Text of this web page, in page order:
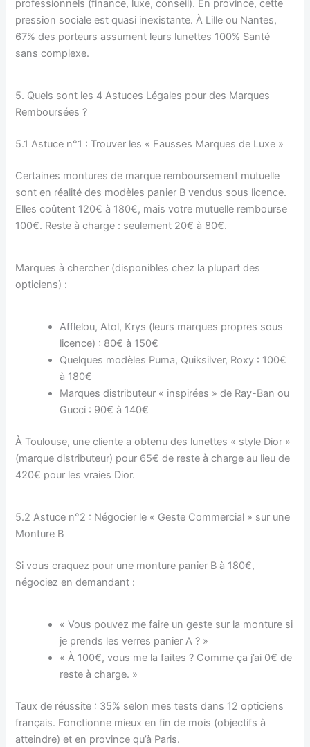
professionnels (finance, luxe, conseil). En province, cette
pression sociale est quasi inexistante. À Lille ou Nantes,
67% des porteurs assument leurs lunettes 100% Santé
sans complexe.
5. Quels sont les 4 Astuces Légales pour des Marques
Remboursées ?
5.1 Astuce n°1 : Trouver les « Fausses Marques de Luxe »
Certaines montures de marque remboursement mutuelle
sont en réalité des modèles panier B vendus sous licence.
Elles coûtent 120€ à 180€, mais votre mutuelle rembourse
100€. Reste à charge : seulement 20€ à 80€.
Marques à chercher (disponibles chez la plupart des
opticiens) :
Afflelou, Atol, Krys (leurs marques propres sous
licence) : 80€ à 150€
Quelques modèles Puma, Quiksilver, Roxy : 100€
à 180€
Marques distributeur « inspirées » de Ray-Ban ou
Gucci : 90€ à 140€
À Toulouse, une cliente a obtenu des lunettes « style Dior »
(marque distributeur) pour 65€ de reste à charge au lieu de
420€ pour les vraies Dior.
5.2 Astuce n°2 : Négocier le « Geste Commercial » sur une
Monture B
Si vous craquez pour une monture panier B à 180€,
négociez en demandant :
« Vous pouvez me faire un geste sur la monture si
je prends les verres panier A ? »
« À 100€, vous me la faites ? Comme ça j’ai 0€ de
reste à charge. »
Taux de réussite : 35% selon mes tests dans 12 opticiens
français. Fonctionne mieux en fin de mois (objectifs à
atteindre) et en province qu’à Paris.